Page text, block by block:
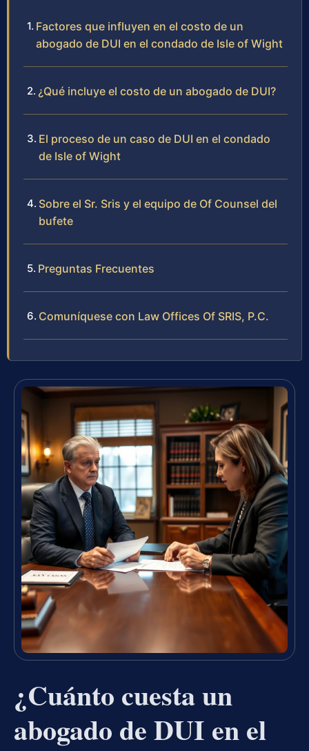
Factores que influyen en el costo de un
abogado de DUI en el condado de Isle of Wight
¿Qué incluye el costo de un abogado de DUI?
El proceso de un caso de DUI en el condado
de Isle of Wight
Sobre el Sr. Sris y el equipo de Of Counsel del
bufete
Preguntas Frecuentes
Comuníquese con Law Offices Of SRIS, P.C.
¿Cuánto cuesta un
abogado de DUI en el